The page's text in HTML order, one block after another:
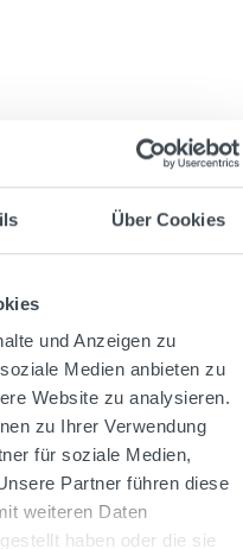
Über Cookies
und Anzeigen zu
Medien anbieten zu
Website zu analysieren.
zu Ihrer Verwendung
für soziale Medien,
Partner führen diese
weiteren Daten
haben oder die sie
Werktage (lt. DHL)
Cocktailkurs im Anno
unseren Profi-Barkeeper